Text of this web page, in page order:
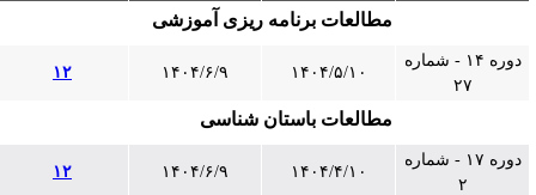
مطالعات برنامه ریزی آموزشی
دوره ۱۴ - شماره
۲۷
۱۴۰۴/۵/۱۰ ۱۴۰۴/۶/۹ ۱۲
مطالعات باستان شناسی
دوره ۱۷ - شماره
۱۴۰۴/۴/۱۰ ۱۴۰۴/۶/۹ ۱۲